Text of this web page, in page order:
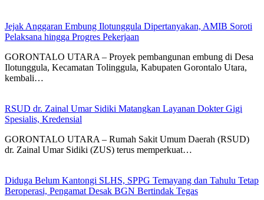
Jejak Anggaran Embung Ilotunggula Dipertanyakan, AMIB Soroti
Pelaksana hingga Progres Pekerjaan
GORONTALO UTARA – Proyek pembangunan embung di Desa
Ilotunggula, Kecamatan Tolinggula, Kabupaten Gorontalo Utara,
kembali…
RSUD dr. Zainal Umar Sidiki Matangkan Layanan Dokter Gigi
Spesialis, Kredensial
GORONTALO UTARA – Rumah Sakit Umum Daerah (RSUD)
dr. Zainal Umar Sidiki (ZUS) terus memperkuat…
Diduga Belum Kantongi SLHS, SPPG Temayang dan Tahulu Tetap
Beroperasi, Pengamat Desak BGN Bertindak Tegas